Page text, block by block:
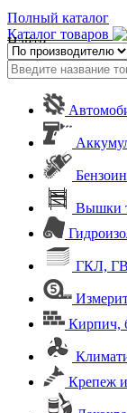
Полный каталог
Каталог товаров
Найти
Вышки
ГКЛ,
Кирпич,
Крепеж